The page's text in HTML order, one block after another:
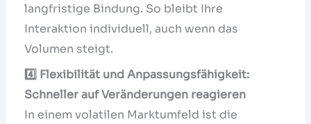
langfristige Bindung. So bleibt Ihre
Interaktion individuell, auch wenn das
Volumen steigt.
4️⃣ Flexibilität und Anpassungsfähigkeit:
Schneller auf Veränderungen reagieren
In einem volatilen Marktumfeld ist die